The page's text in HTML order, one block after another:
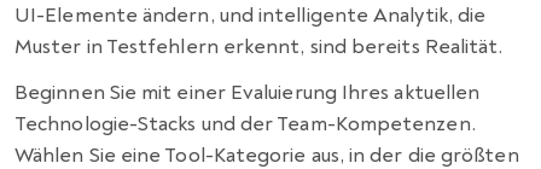
UI-Elemente ändern, und intelligente Analytik, die
Muster in Testfehlern erkennt, sind bereits Realität.
Beginnen Sie mit einer Evaluierung Ihres aktuellen
Technologie-Stacks und der Team-Kompetenzen.
Wählen Sie eine Tool-Kategorie aus, in der die größten